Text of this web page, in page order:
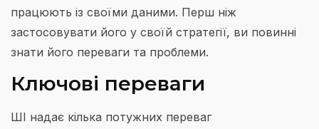
працюють із своїми даними. Перш ніж
застосовувати його у своїй стратегії, ви повинні
знати його переваги та проблеми.
Ключові переваги
ШІ надає кілька потужних переваг